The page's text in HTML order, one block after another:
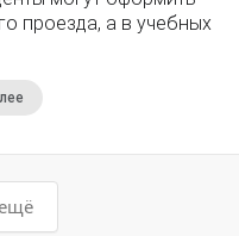
проезда, а в учебных